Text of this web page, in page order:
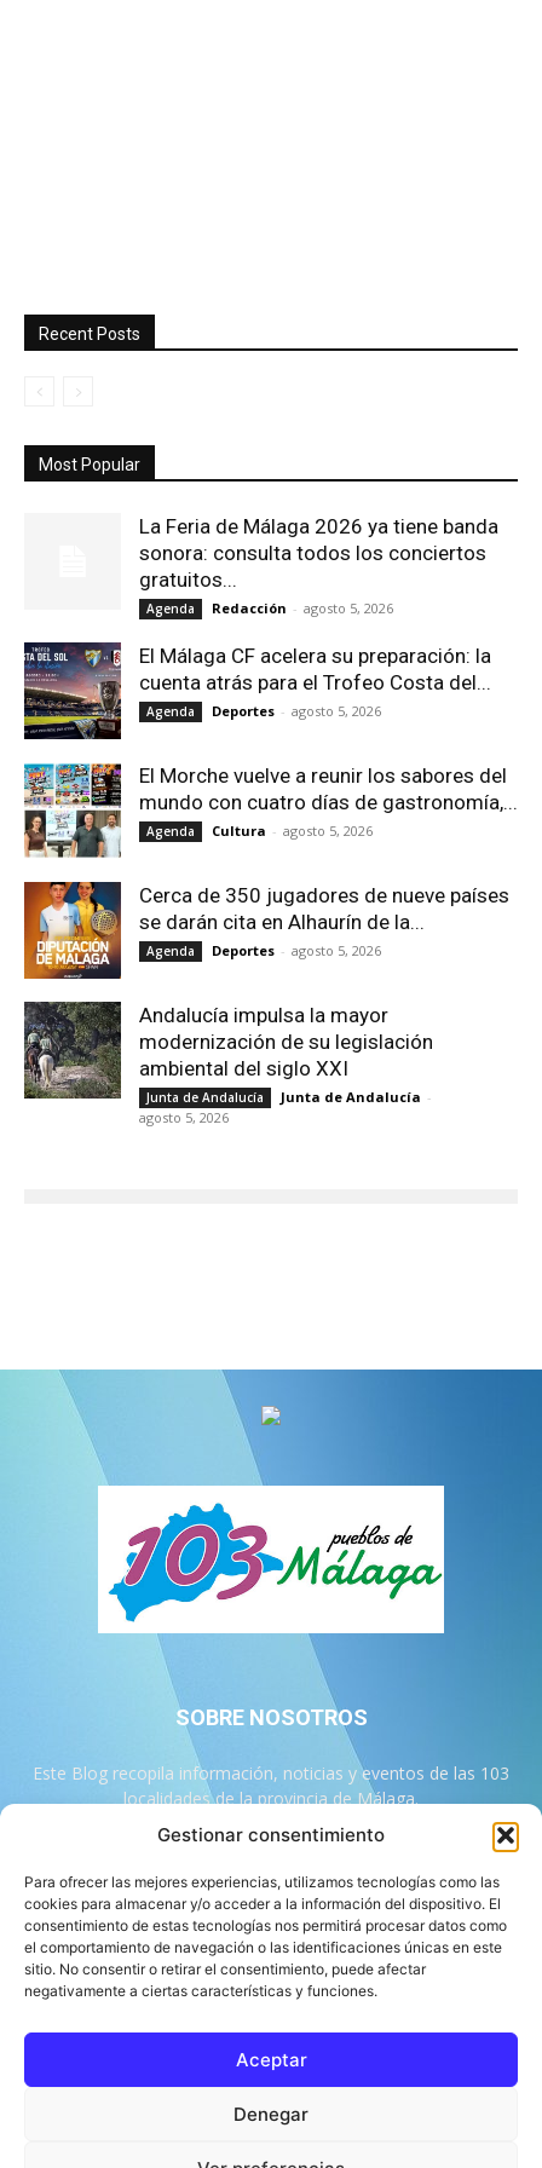
Gestionar consentimiento
Para ofrecer las mejores experiencias, utilizamos tecnologías como las
cookies para almacenar y/o acceder a la información del dispositivo. El
consentimiento de estas tecnologías nos permitirá procesar datos como
el comportamiento de navegación o las identificaciones únicas en este
sitio. No consentir o retirar el consentimiento, puede afectar
negativamente a ciertas características y funciones.
Aceptar
Denegar
Recent Posts
Most Popular
La Feria de Málaga 2026 ya tiene banda
sonora: consulta todos los conciertos
gratuitos...
Agenda Redacción - agosto 5, 2026
El Málaga CF acelera su preparación: la
cuenta atrás para el Trofeo Costa del...
Agenda Deportes - agosto 5, 2026
El Morche vuelve a reunir los sabores del
mundo con cuatro días de gastronomía,...
Agenda Cultura - agosto 5, 2026
Cerca de 350 jugadores de nueve países
se darán cita en Alhaurín de la...
Agenda Deportes - agosto 5, 2026
Andalucía impulsa la mayor
modernización de su legislación
ambiental del siglo XXI
Junta de Andalucía Junta de Andalucía -
agosto 5, 2026
SOBRE NOSOTROS
Este Blog recopila información, noticias y eventos de las 103
localidades de la provincia de Málaga.
Contáctanos: info@103malaga.com
SÍGUENOS
Equipo de 103 Málaga
Aviso Legal